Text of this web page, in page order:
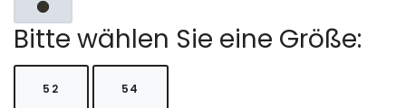
Bitte wählen Sie eine Größe:
52 54